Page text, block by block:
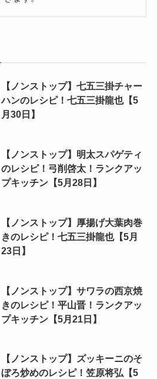
【ノンストップ】七五三掛チャー
ハンのレシピ！七五三掛龍也【5
月30日】
【ノンストップ】明太スパゲティ
のレシピ！弓削啓太！ランクアッ
プキッチン【5月28日】
【ノンストップ】厚揚げ大葉肉巻
きのレシピ！七五三掛龍也【5月
23日】
【ノンストップ】サワラの西京焼
きのレシピ！平山晋！ランクアッ
プキッチン【5月21日】
【ノンストップ】ズッキーニのそ
ぼろ炒めのレシピ！笠原将弘【5